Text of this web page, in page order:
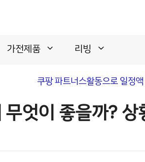
가전제품 리빙
쿠팡 파트너스활동으로 일정
엇이 좋을까?